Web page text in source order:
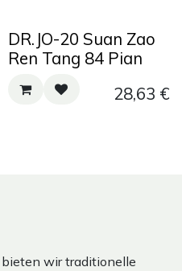
DR.JO-20 Suan Zao
Ren Tang 84 Pian
28,63 €
wir traditionelle